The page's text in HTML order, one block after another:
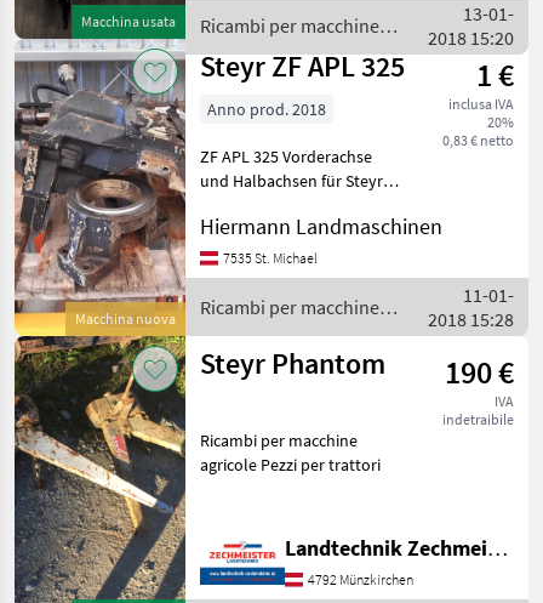
Macchina usata
Ricambi per macchine
agricole / Steyr
13-01-
2018 15:20
Macchina nuova
Steyr ZF APL 325 1 €
inclusa IVA
20%
0,83 € netto
Anno prod. 2018
ZF APL 325 Vorderachse
und Halbachsen für Steyr
agricole Pezzi per trattori
Hiermann Landmaschinen
7535 St. Michael
Ricambi per macchine
agricole / Steyr
11-01-
2018 15:28
Steyr Phantom 190 €
IVA
indetraibile
Ricambi per macchine
agricole Pezzi per trattori
Landtechnik Zechmeister GmbH & Co KG
4792 Münzkirchen